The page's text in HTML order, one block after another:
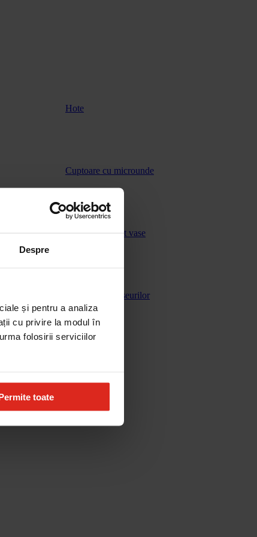
Despre
și pentru a analiza
cu privire la modul în
folosirii serviciilor
toate
Hote
Cuptoare cu microunde
Masini de spalat vase
Gestionarea deseurilor